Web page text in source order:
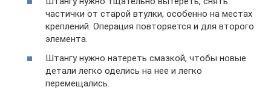
частички от старой втулки, особенно на местах
креплений. Операция повторяется и для второго
элемента.
Штангу нужно натереть смазкой, чтобы новые
детали легко оделись на нее и легко
перемещались.